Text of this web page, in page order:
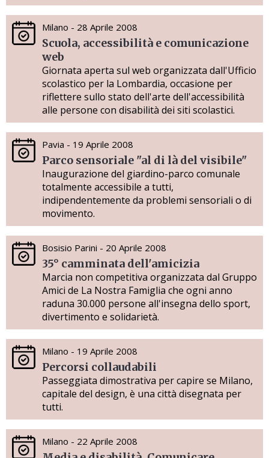
Milano - 28 Aprile 2008
Scuola, accessibilità e comunicazione
web
Giornata aperta sul web organizzata dall'Ufficio
scolastico per la Lombardia, occasione per
riflettere sullo stato dell'arte dell'accessibilità
alle persone con disabilità dei siti scolastici.
Pavia - 19 Aprile 2008
Parco sensoriale "al di là del visibile"
Inaugurazione del giardino-parco comunale
totalmente accessibile a tutti,
indipendentemente da problemi sensoriali o di
movimento.
Bosisio Parini - 20 Aprile 2008
35° camminata dell'amicizia
Marcia non competitiva organizzata dal Gruppo
Amici de La Nostra Famiglia che ogni anno
raduna 30.000 persone all'insegna dello sport,
divertimento e solidarietà.
Milano - 19 Aprile 2008
Percorsi collaudabili
Passeggiata dimostrativa per capire se Milano,
capitale del design, è una città disegnata per
tutti.
Milano - 22 Aprile 2008